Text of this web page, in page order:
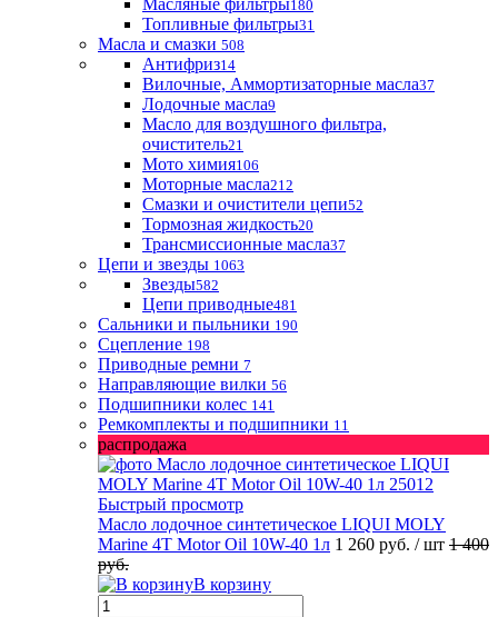
Масляные фильтры180
Топливные фильтры31
Масла и смазки 508
Антифриз14
Вилочные, Аммортизаторные масла37
Лодочные масла9
Масло для воздушного фильтра,
очиститель21
Мото химия106
Моторные масла212
Смазки и очистители цепи52
Тормозная жидкость20
Трансмиссионные масла37
Цепи и звезды 1063
Звезды582
Цепи приводные481
Сальники и пыльники 190
Сцепление 198
Приводные ремни 7
Направляющие вилки 56
Подшипники колес 141
Ремкомплекты и подшипники 11
распродажа
Быстрый просмотр
Масло лодочное синтетическое LIQUI MOLY
Marine 4T Motor Oil 10W-40 1л 1 260 руб. / шт 1 400
руб.
В корзину